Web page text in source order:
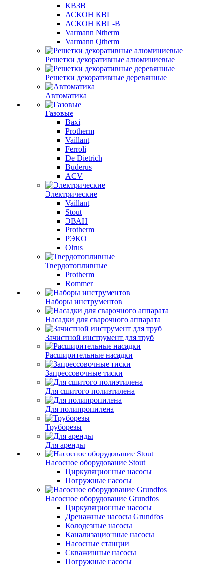
КВЗВ
АСКОН КВП
АСКОН КВП-В
Varmann Ntherm
Varmann Qtherm
Решетки декоративные алюминиевые
Решетки декоративные деревянные
Автоматика
Газовые
Baxi
Protherm
Vaillant
Ferroli
De Dietrich
Buderus
ACV
Электрические
Vaillant
Stout
ЭВАН
Protherm
РЭКО
Olrus
Твердотопливные
Protherm
Rommer
Наборы инструментов
Насадки для сварочного аппарата
Зачистной инструмент для труб
Расширительные насадки
Запрессовочные тиски
Для сшитого полиэтилена
Для полипропилена
Труборезы
Для аренды
Насосное оборудование Stout
Циркуляционные насосы
Погружные насосы
Насосное оборудование Grundfos
Циркуляционные насосы
Дренажные насосы Grundfos
Колодезные насосы
Канализационные насосы
Насосные станции
Скважинные насосы
Погружные насосы